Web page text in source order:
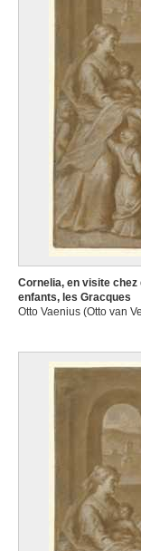
Cornelia, en visite
enfants, les Gracques
Otto Vaenius (Otto van